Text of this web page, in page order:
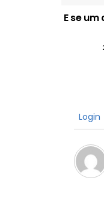
E se
Login